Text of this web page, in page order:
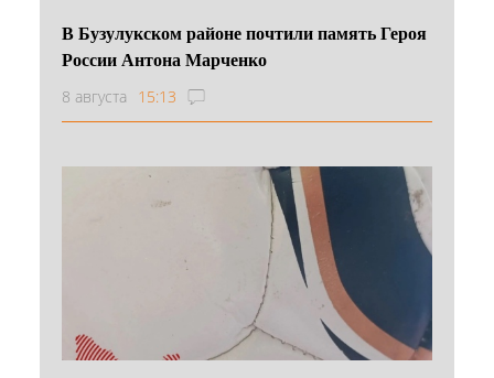
В Бузулукском районе почтили память Героя
России Антона Марченко
8 августа 15:13